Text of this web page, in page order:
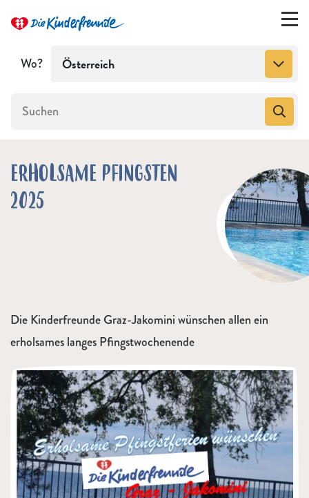
Wo? Österreich
ERHOLSAME PFINGSTEN
2025
Die Kinderfreunde Graz-Jakomini wünschen allen ein
erholsames langes Pfingstwochenende